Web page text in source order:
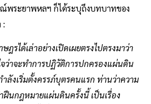
พระยาพหลฯ ก็ได้ระบุถึงบทบาทของ
:
รได้เล่าอย่างเปิดเผยตรงไปตรงมาว่า
ว่าจะทำการปฏิวัติการปกครองแผ่นดิน
ลังเริ่มตั้งครรภ์บุตรคนแรก ท่านว่าความ
ฝืนกฎหมายแผ่นดินครั้งนี้ เป็นเรื่อง